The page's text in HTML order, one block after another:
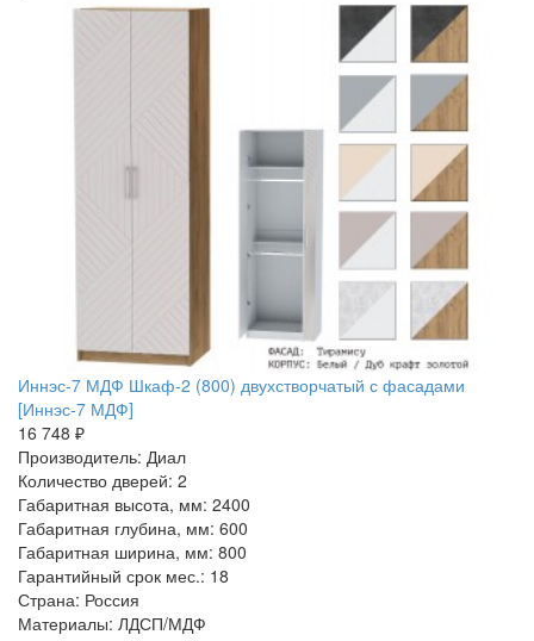
Иннэс-7 МДФ Шкаф-2 (800) двухстворчатый с фасадами
[Иннэс-7 МДФ]
16 748 ₽
Производитель: Диал
Количество дверей: 2
Габаритная высота, мм: 2400
Габаритная глубина, мм: 600
Габаритная ширина, мм: 800
Гарантийный срок мес.: 18
Страна: Россия
Материалы: ЛДСП/МДФ